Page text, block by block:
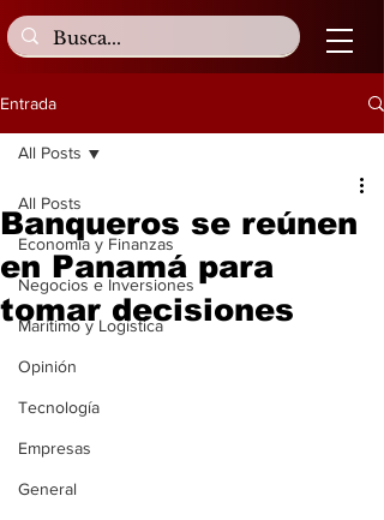
Entrada
All Posts
Economía y Finanzas
Negocios e Inversiones
Marítimo y Logística
Opinión
Tecnología
Empresas
General
All Posts
Banqueros se reúnen
en Panamá para
tomar decisiones